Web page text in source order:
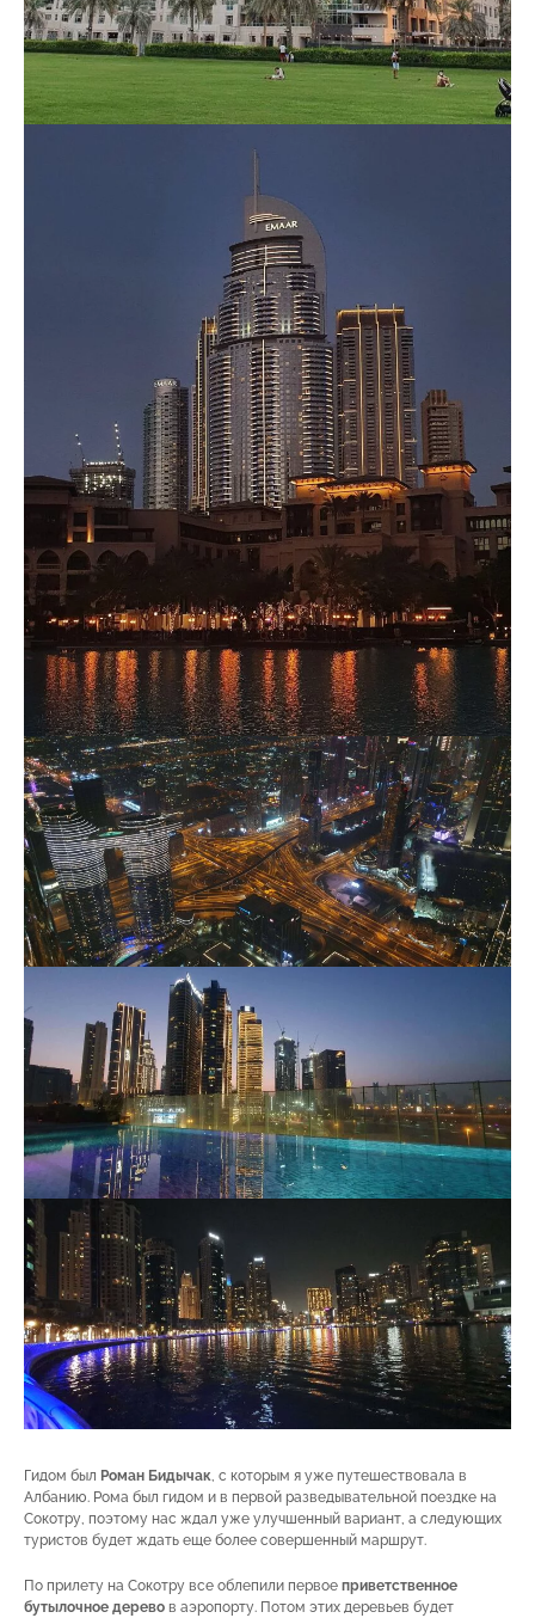
Гидом был Роман Бидычак, с которым я уже путешествовала в
Албанию. Рома был гидом и в первой разведывательной поездке на
Сокотру, поэтому нас ждал уже улучшенный вариант, а следующих
туристов будет ждать еще более совершенный маршрут.
По прилету на Сокотру все облепили первое приветственное
бутылочное дерево в аэропорту. Потом этих деревьев будет